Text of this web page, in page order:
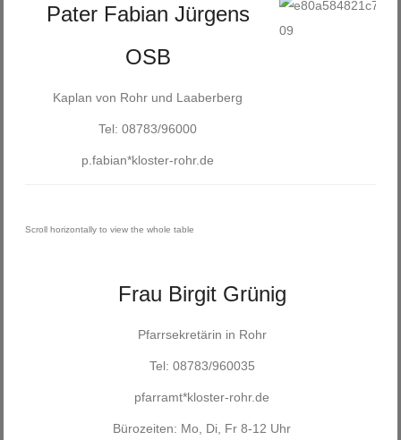
Pater Fabian Jürgens
OSB
Kaplan von Rohr und Laaberberg
Tel: 08783/96000
p.fabian*kloster-rohr.de
Frau Birgit Grünig
Pfarrsekretärin in Rohr
Tel: 08783/960035
pfarramt*kloster-rohr.de
Bürozeiten: Mo, Di, Fr 8-12 Uhr